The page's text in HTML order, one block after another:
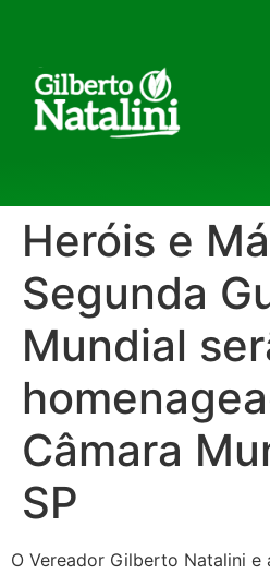
Heróis e
Segunda
Mundial
Câmara
SP
O Vereador Gilberto Natalini e